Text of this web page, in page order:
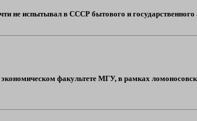
не испытывал в СССР бытового и
факультете МГУ, в рамках